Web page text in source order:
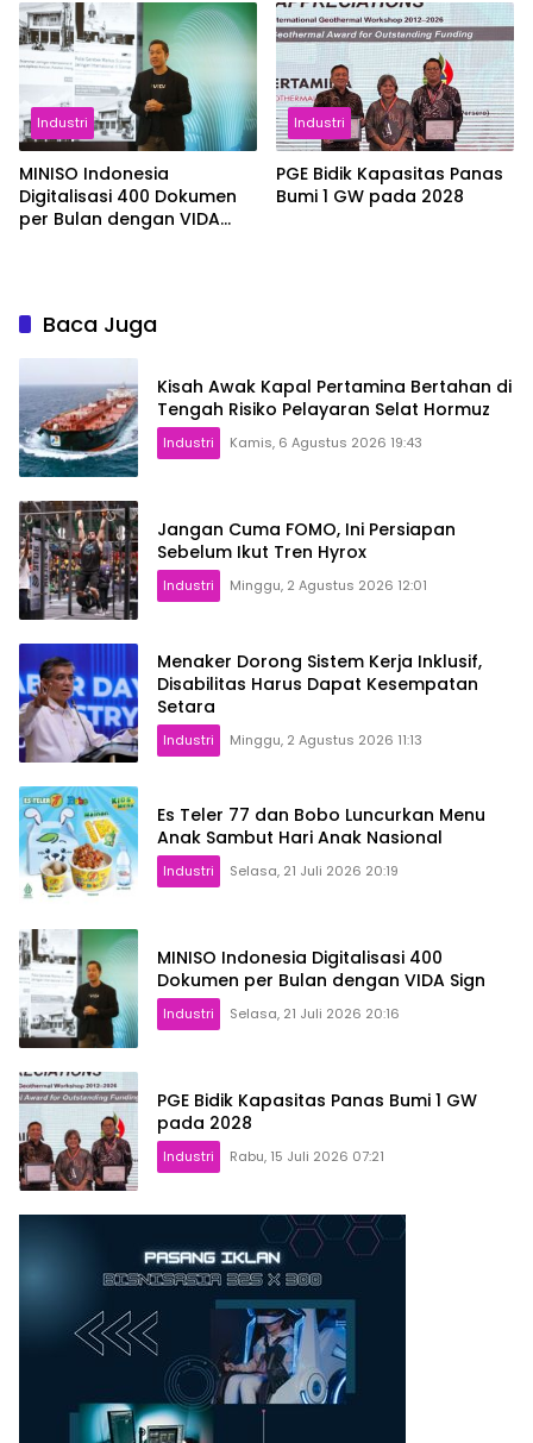
Industri
MINISO Indonesia
Digitalisasi 400 Dokumen
per Bulan dengan VIDA
Industri
PGE Bidik Kapasitas Panas
Bumi 1 GW pada 2028
Baca Juga
Kisah Awak Kapal Pertamina Bertahan di
Tengah Risiko Pelayaran Selat Hormuz
Industri Kamis, 6 Agustus 2026 19:43
Jangan Cuma FOMO, Ini Persiapan
Sebelum Ikut Tren Hyrox
Industri Minggu, 2 Agustus 2026 12:01
Menaker Dorong Sistem Kerja Inklusif,
Disabilitas Harus Dapat Kesempatan
Setara
Industri Minggu, 2 Agustus 2026 11:13
Es Teler 77 dan Bobo Luncurkan Menu
Anak Sambut Hari Anak Nasional
Industri Selasa, 21 Juli 2026 20:19
MINISO Indonesia Digitalisasi 400
Dokumen per Bulan dengan VIDA Sign
Industri Selasa, 21 Juli 2026 20:16
PGE Bidik Kapasitas Panas Bumi 1 GW
pada 2028
Industri Rabu, 15 Juli 2026 07:21